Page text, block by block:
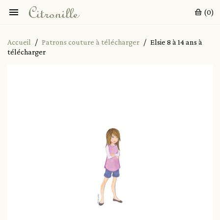
 (0)
Accueil Patrons couture à télécharger
Elsie 8 à 14 ans à
télécharger